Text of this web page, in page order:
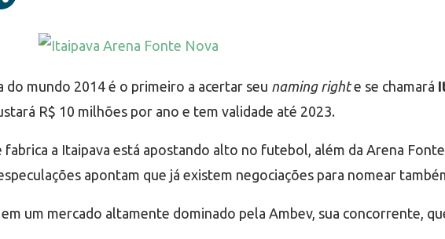
do mundo 2014 é o primeiro a acertar seu naming righte se chamará
R$ 10 milhões por ano e tem validade até 2023.
a Itaipava está apostando alto no futebol, além da Arena
apontam que já existem negociações para nomear
um mercado altamente dominado pela Ambev, sua concorrente,